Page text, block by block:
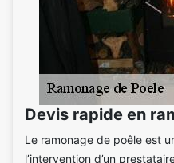
Devis rapide en
Le ramonage de poêle est
l’intervention d’un